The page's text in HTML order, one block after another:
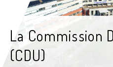
La Commission
(CDU)